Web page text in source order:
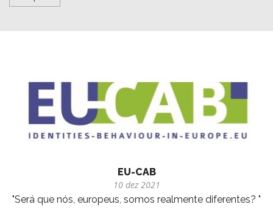
EU-CAB
10 dez 2021
"Será que nós, europeus, somos realmente diferentes? "